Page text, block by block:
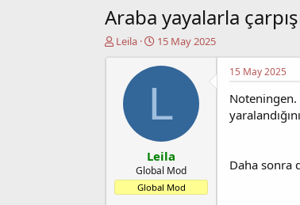
Araba yayalarla
K
a
t
Leila
B
ş
ı
ç
t
a
r
15 May 2025
L
Leila
Global Mod
Global Mod
15 May 2025
Daha sonra